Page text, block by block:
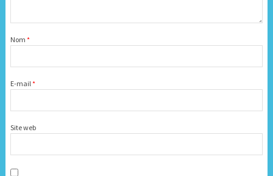
Nom *
E-mail*
Site web